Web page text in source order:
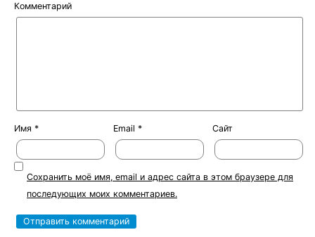
Комментарий
Имя * Email * Сайт
Сохранить моё имя, email и адрес сайта в этом браузере для
последующих моих комментариев.